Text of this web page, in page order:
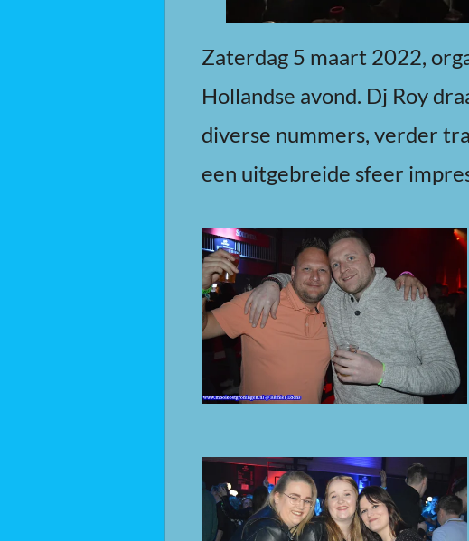
Zaterdag 5 maart 2022,
Hollandse avond. Dj Roy
diverse nummers, verder
een uitgebreide sfeer